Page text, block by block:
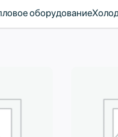
оборудование